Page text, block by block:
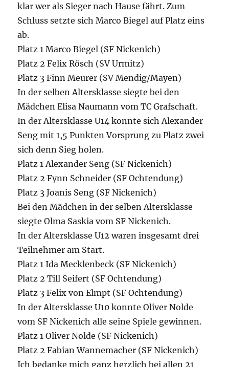
klar wer als Sieger nach Hause fährt. Zum
Schluss setzte sich Marco Biegel auf Platz eins
ab.
Platz 1 Marco Biegel (SF Nickenich)
Platz 2 Felix Rösch (SV Urmitz)
Platz 3 Finn Meurer (SV Mendig/Mayen)
In der selben Altersklasse siegte bei den
Mädchen Elisa Naumann vom TC Grafschaft.
In der Altersklasse U14 konnte sich Alexander
Seng mit 1,5 Punkten Vorsprung zu Platz zwei
sich denn Sieg holen.
Platz 1 Alexander Seng (SF Nickenich)
Platz 2 Fynn Schneider (SF Ochtendung)
Platz 3 Joanis Seng (SF Nickenich)
Bei den Mädchen in der selben Altersklasse
siegte Olma Saskia vom SF Nickenich.
In der Altersklasse U12 waren insgesamt drei
Teilnehmer am Start.
Platz 1 Ida Mecklenbeck (SF Nickenich)
Platz 2 Till Seifert (SF Ochtendung)
Platz 3 Felix von Elmpt (SF Ochtendung)
In der Altersklasse U10 konnte Oliver Nolde
vom SF Nickenich alle seine Spiele gewinnen.
Platz 1 Oliver Nolde (SF Nickenich)
Platz 2 Fabian Wannemacher (SF Nickenich)
Ich bedanke mich ganz herzlich bei allen 21